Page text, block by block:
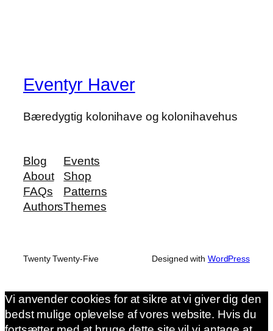
Eventyr Haver
Bæredygtig kolonihave og kolonihavehus
Blog
About
FAQs
Authors
Events
Shop
Patterns
Themes
Twenty Twenty-Five Designed with WordPress
Vi anvender cookies for at sikre at vi giver dig den
bedst mulige oplevelse af vores website. Hvis du